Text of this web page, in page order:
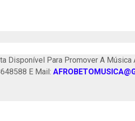
Disponível Para Promover A Música
E Mail: